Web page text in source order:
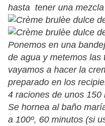
hasta tener una
Ponemos en una
de agua y metemos las
vayamos a hacer la
preparado en los
4 raciones de unos 150
Se hornea al baño
a 100º, 60 minutos (si